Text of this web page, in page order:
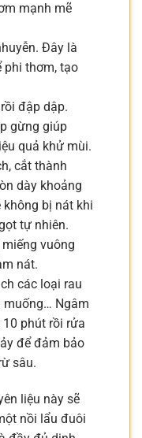
mạnh mẽ
Đây là
phi thơm, tạo
đập dập.
gừng giúp
quả khử mùi.
cắt thành
dày khoảng
không bị nát khi
tự nhiên.
vuông
nát.
các loại rau
muống… Ngâm
phút rồi rửa
để đảm bảo
sâu.
liệu này sẽ
nồi lẩu đuôi